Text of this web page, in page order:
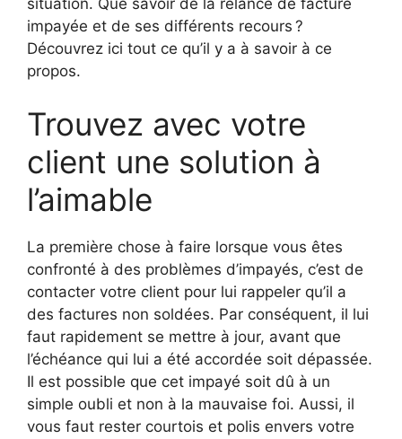
impayée et de ses différents recours ?
Découvrez ici tout ce qu’il y a à savoir à ce
propos.
Trouvez avec votre
client une solution à
l’aimable
La première chose à faire lorsque vous êtes
confronté à des problèmes d’impayés, c’est de
contacter votre client pour lui rappeler qu’il a
des factures non soldées. Par conséquent, il lui
faut rapidement se mettre à jour, avant que
l’échéance qui lui a été accordée soit dépassée.
Il est possible que cet impayé soit dû à un
simple oubli et non à la mauvaise foi. Aussi, il
vous faut rester courtois et polis envers votre